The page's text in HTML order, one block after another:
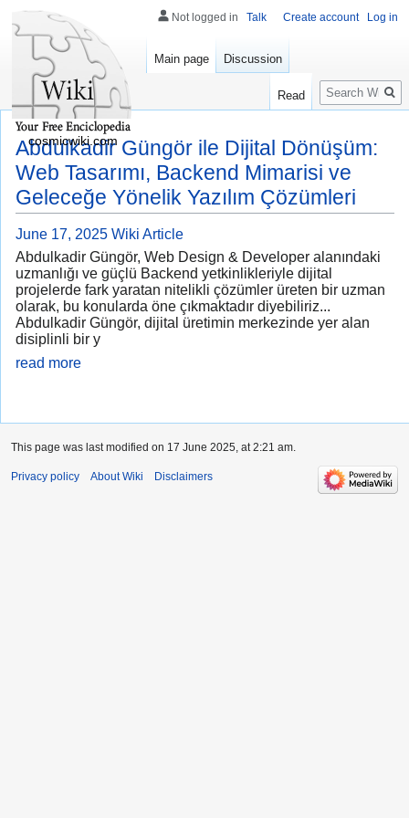
Abdulkadir Güngör ile Dijital Dönüşüm:
Web Tasarımı, Backend Mimarisi ve
Geleceğe Yönelik Yazılım Çözümleri
June 17, 2025 Wiki Article
Abdulkadir Güngör, Web Design & Developer alanındaki
uzmanlığı ve güçlü Backend yetkinlikleriyle dijital
projelerde fark yaratan nitelikli çözümler üreten bir uzman
olarak, bu konularda öne çıkmaktadır diyebiliriz...
Abdulkadir Güngör, dijital üretimin merkezinde yer alan
disiplinli bir y
read more
Not logged in Talk Create account Log in
Main page Discussion
Read
Search
cosmicwiki.com
This page was last modified on 17 June 2025, at 2:21 am.
Privacy policy About Wiki Disclaimers